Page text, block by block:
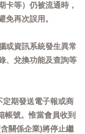
卡等）仍被流通時，
免再次誤用。
或資訊系統發生異常
、兌換功能及查詢等
定期發送電子報或商
帳號。惟當會員收到
關係企業)將停止繼